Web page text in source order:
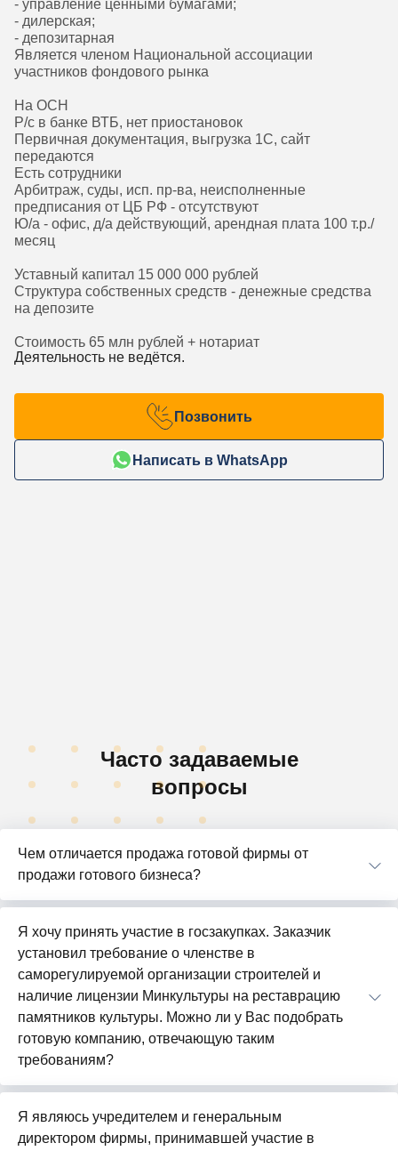
- управление ценными бумагами;
- дилерская;
- депозитарная
Является членом Национальной ассоциации
участников фондового рынка
На ОСН
Р/с в банке ВТБ, нет приостановок
Первичная документация, выгрузка 1С, сайт
передаются
Есть сотрудники
Арбитраж, суды, исп. пр-ва, неисполненные
предписания от ЦБ РФ - отсутствуют
Ю/а - офис, д/а действующий, арендная плата 100 т.р./
месяц
Уставный капитал 15 000 000 рублей
Структура собственных средств - денежные средства
на депозите
Стоимость 65 млн рублей + нотариат
Деятельность не ведётся.
Позвонить
Написать в WhatsApp
Часто задаваемые
вопросы
Чем отличается продажа готовой фирмы от
продажи готового бизнеса?
Я хочу принять участие в госзакупках. Заказчик
установил требование о членстве в
саморегулируемой организации строителей и
наличие лицензии Минкультуры на реставрацию
памятников культуры. Можно ли у Вас подобрать
готовую компанию, отвечающую таким
требованиям?
Я являюсь учредителем и генеральным
директором фирмы, принимавшей участие в